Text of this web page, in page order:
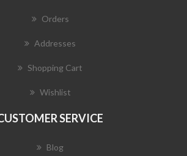
Orders
Addresses
Shopping Cart
Wishlist
SERVICE
Blog